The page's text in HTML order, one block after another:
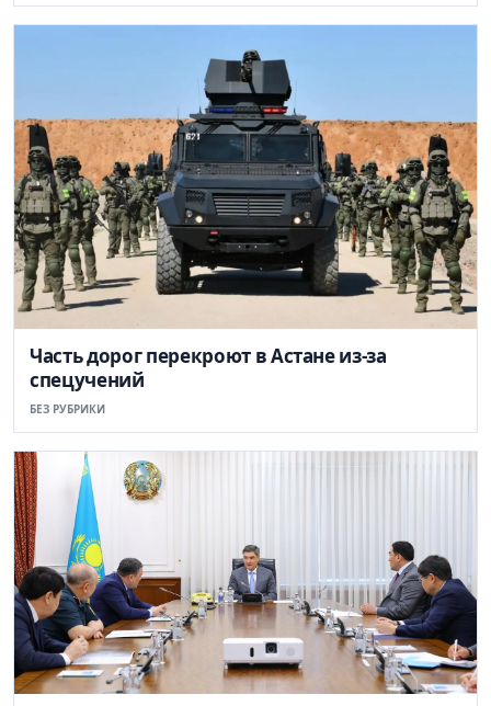
Часть дорог перекроют в Астане из-за
спецучений
БЕЗ РУБРИКИ